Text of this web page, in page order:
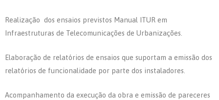
Realização dos ensaios previstos Manual ITUR em
Infraestruturas de Telecomunicações de Urbanizações.
Elaboração de relatórios de ensaios que suportam a emissão dos
relatórios de funcionalidade por parte dos instaladores.
Acompanhamento da execução da obra e emissão de pareceres